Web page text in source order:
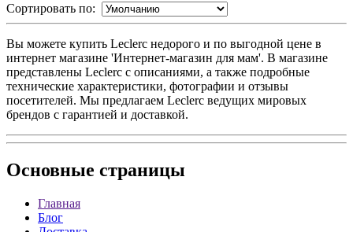
Сортировать по:
Вы можете купить Leclerc недорого и по выгодной цене в
интернет магазине 'Интернет-магазин для мам'. В магазине
представлены Leclerc с описаниями, а также подробные
технические характеристики, фотографии и отзывы
посетителей. Мы предлагаем Leclerc ведущих мировых
брендов с гарантией и доставкой.
Основные страницы
Главная
Блог